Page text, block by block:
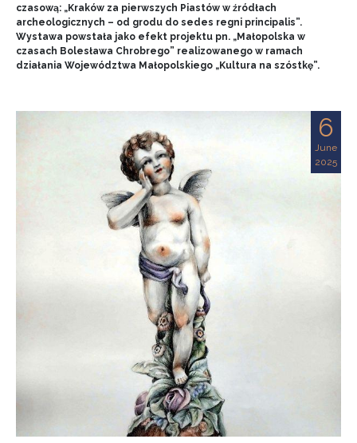
czasową: „Kraków za pierwszych Piastów w źródłach
archeologicznych – od grodu do sedes regni principalis”.
Wystawa powstała jako efekt projektu pn. „Małopolska w
czasach Bolesława Chrobrego” realizowanego w ramach
działania Województwa Małopolskiego „Kultura na szóstkę”.
6
June
2025